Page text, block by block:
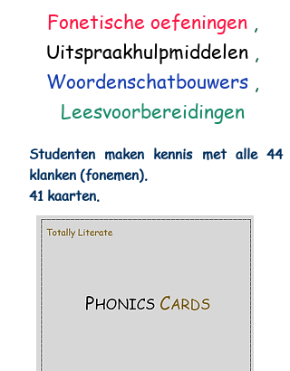
Fonetische oefeningen,
Uitspraakhulpmiddelen,
Woordenschatbouwers,
Leesvoorbereidingen
Studenten maken kennis met alle 44
klanken (fonemen).
41 kaarten.